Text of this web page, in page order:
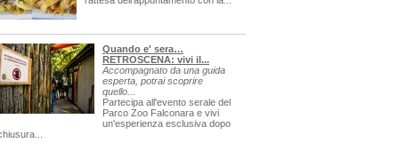
Quando e' sera…
RETROSCENA: vivi il...
Accompagnato da una guida
esperta, potrai scoprire
quello...
Partecipa all'evento serale del
Parco Zoo Falconara e vivi
un'esperienza esclusiva dopo